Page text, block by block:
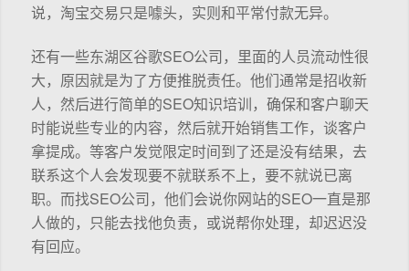
说，淘宝交易只是噱头，实则和平常付款无异。
还有一些东湖区谷歌SEO公司，里面的人员流动性很
大，原因就是为了方便推脱责任。他们通常是招收新
人，然后进行简单的SEO知识培训，确保和客户聊天
时能说些专业的内容，然后就开始销售工作，谈客户
拿提成。等客户发觉限定时间到了还是没有结果，去
联系这个人会发现要不就联系不上，要不就说已离
职。而找SEO公司，他们会说你网站的SEO一直是那
人做的，只能去找他负责，或说帮你处理，却迟迟没
有回应。